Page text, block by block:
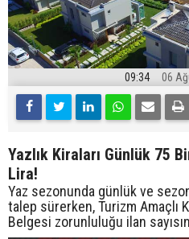
09:34 06
Yazlık Kiraları Günlük 75
Lira!
Yaz sezonunda günlük ve
talep sürerken, Turizm Amaçlı
Belgesi zorunluluğu ilan